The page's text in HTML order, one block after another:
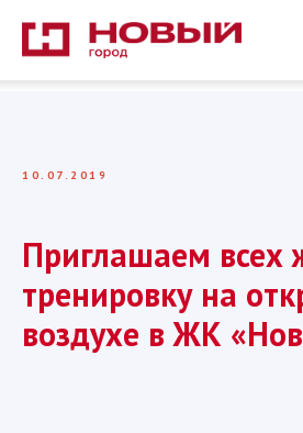
10.07.2019
Приглашаем всех
тренировку на
воздухе в ЖК